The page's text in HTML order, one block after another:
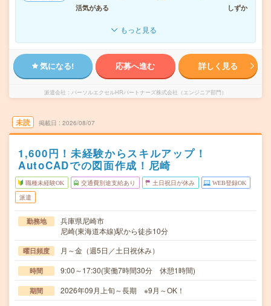
活気がある
しずか
もっと見る
気になる! 応募へ進む 詳しく見る
派遣会社 パーソルエクセルHRパートナーズ株式会社（エンジニア部門）
未読 掲載日 2026/08/07
1,600円！未経験からスキルアップ！
AutoCADでの図面作成！尼崎
職種未経験OK 交通費別途支給あり 土日祝日が休み WEB登録OK
派遣
勤務地
兵庫県尼崎市
尼崎(東海道本線)駅から徒歩10分
曜日頻度 月～金（週5日／土日祝休み）
時間 9:00～17:30(実働7時間30分 休憩1時間)
期間
2026年09月上旬～長期 ※9月～OK！